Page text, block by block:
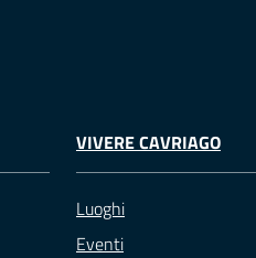
VIVERE CAVRIAGO
Luoghi
Eventi